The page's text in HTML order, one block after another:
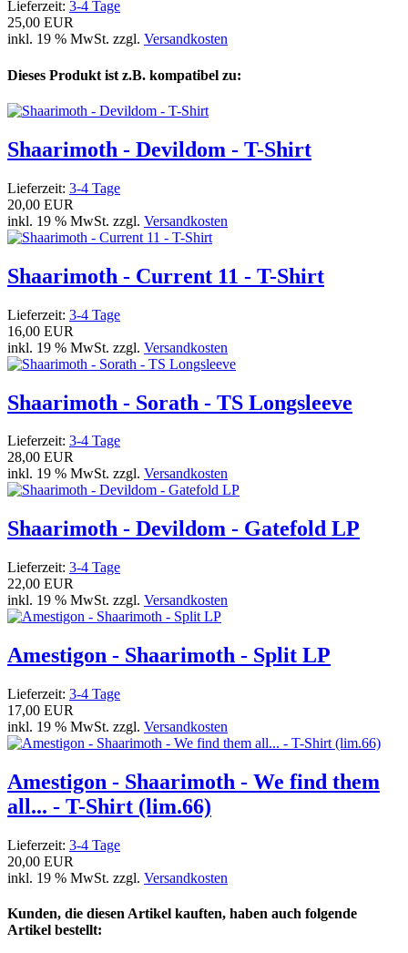
Lieferzeit: 3-4 Tage
25,00 EUR
inkl. 19 % MwSt. zzgl. Versandkosten
Dieses Produkt ist z.B. kompatibel zu:
Shaarimoth - Devildom - T-Shirt
Lieferzeit: 3-4 Tage
20,00 EUR
inkl. 19 % MwSt. zzgl. Versandkosten
Shaarimoth - Current 11 - T-Shirt
Lieferzeit: 3-4 Tage
16,00 EUR
inkl. 19 % MwSt. zzgl. Versandkosten
Shaarimoth - Sorath - TS Longsleeve
Lieferzeit: 3-4 Tage
28,00 EUR
inkl. 19 % MwSt. zzgl. Versandkosten
Shaarimoth - Devildom - Gatefold LP
Lieferzeit: 3-4 Tage
22,00 EUR
inkl. 19 % MwSt. zzgl. Versandkosten
Amestigon - Shaarimoth - Split LP
Lieferzeit: 3-4 Tage
17,00 EUR
inkl. 19 % MwSt. zzgl. Versandkosten
Amestigon - Shaarimoth - We find them
all... - T-Shirt (lim.66)
Lieferzeit: 3-4 Tage
20,00 EUR
inkl. 19 % MwSt. zzgl. Versandkosten
Kunden, die diesen Artikel kauften, haben auch folgende
Artikel bestellt: